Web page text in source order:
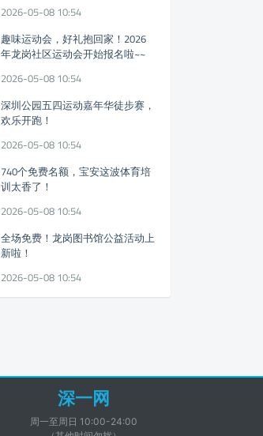
2026-05-08 10:54
趣味运动会，好礼抱回家！2026
年龙岗社区运动会开始报名啦~~
2026-05-08 10:54
深圳公园五四运动嘉年华徒步赛，
欢乐开跑！
2026-05-08 10:54
740个免费名额，宝安这波体育培
训太香了！
2026-05-08 10:54
全场免费！龙岗图书馆公益活动上
新啦！
2026-05-08 10:54
深一网
周一至周日 10:00-24:00